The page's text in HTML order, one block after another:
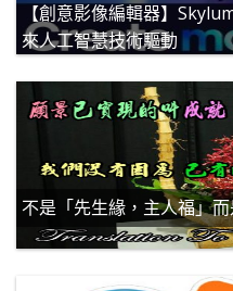
【創意影像編輯器】
來人工智慧技術驅動
不是「先生緣，主人福」而